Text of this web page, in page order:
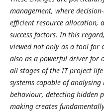
management, where
efficient resource allocation,
success factors. In this
viewed not only as a tool
also as a powerful driver for
all stages of the IT project
systems capable of
behaviour, detecting hidden
making creates